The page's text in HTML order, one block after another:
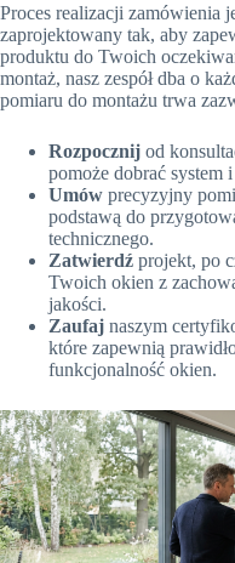
Proces realizacji zamówienia
zaprojektowany tak, aby
produktu do Twoich
montaż, nasz zespół dba o
pomiaru do montażu trwa
Rozpocznij od
pomoże dobrać system
Umów precyzyjny
podstawą do
technicznego.
Zatwierdź projekt, po
Twoich okien z
jakości.
Zaufaj naszym
które zapewnią
funkcjonalność okien.